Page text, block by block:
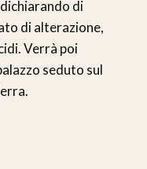
di
di alterazione,
Verrà poi
seduto sul